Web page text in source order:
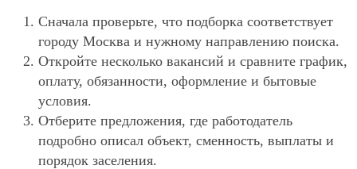
Сначала проверьте, что подборка соответствует
городу Москва и нужному направлению поиска.
Откройте несколько вакансий и сравните график,
оплату, обязанности, оформление и бытовые
условия.
Отберите предложения, где работодатель
подробно описал объект, сменность, выплаты и
порядок заселения.